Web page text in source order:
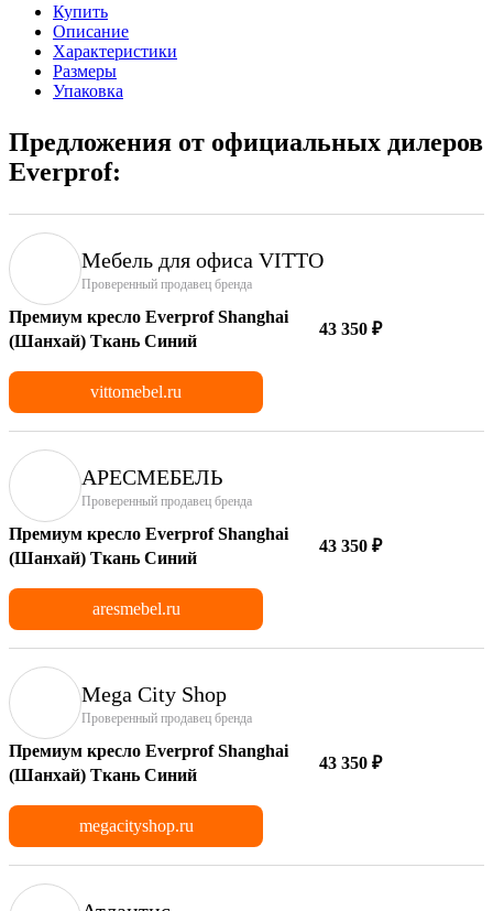
Купить
Описание
Характеристики
Размеры
Упаковка
Предложения от официальных дилеров
Everprof:
Мебель для офиса VITTO
Проверенный продавец бренда
Премиум кресло Everprof Shanghai
(Шанхай) Ткань Синий
43 350 ₽
vittomebel.ru
АРЕСМЕБЕЛЬ
Проверенный продавец бренда
Премиум кресло Everprof Shanghai
(Шанхай) Ткань Синий
43 350 ₽
aresmebel.ru
Mega City Shop
Проверенный продавец бренда
Премиум кресло Everprof Shanghai
(Шанхай) Ткань Синий
43 350 ₽
megacityshop.ru